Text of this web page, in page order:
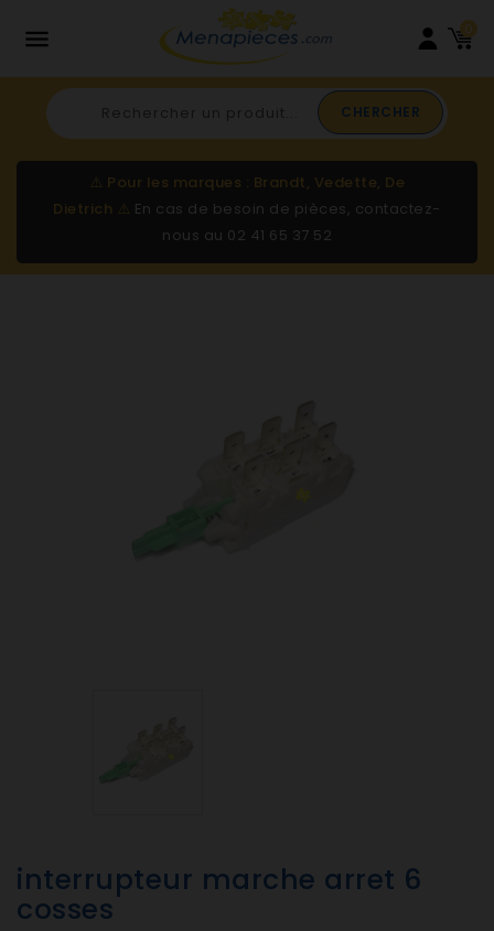
 0
CHERCHER
⚠️ Pour les marques : Brandt, Vedette, De
Dietrich ⚠️ En cas de besoin de pièces, contactez-
nous au 02 41 65 37 52
interrupteur marche arret 6
cosses